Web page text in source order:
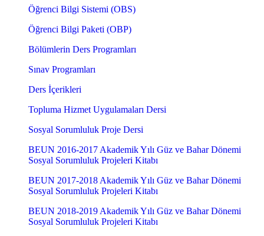
Öğrenci Bilgi Sistemi (OBS)
Öğrenci Bilgi Paketi (OBP)
Bölümlerin Ders Programları
Sınav Programları
Ders İçerikleri
Topluma Hizmet Uygulamaları Dersi
Sosyal Sorumluluk Proje Dersi
BEUN 2016-2017 Akademik Yılı Güz ve Bahar Dönemi
Sosyal Sorumluluk Projeleri Kitabı
BEUN 2017-2018 Akademik Yılı Güz ve Bahar Dönemi
Sosyal Sorumluluk Projeleri Kitabı
BEUN 2018-2019 Akademik Yılı Güz ve Bahar Dönemi
Sosyal Sorumluluk Projeleri Kitabı